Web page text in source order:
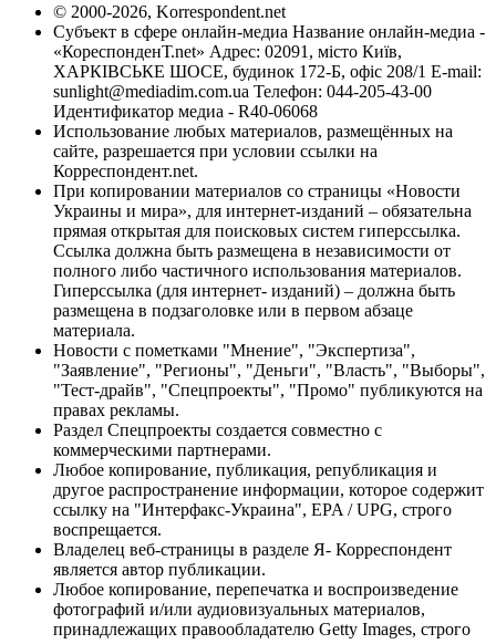
© 2000-2026, Korrespondent.net
Субъект в сфере онлайн-медиа Название онлайн-медиа -
«КореспонденТ.net» Адрес: 02091, місто Київ,
ХАРКІВСЬКЕ ШОСЕ, будинок 172-Б, офіс 208/1 E-mail:
sunlight@mediadim.com.ua Телефон: 044-205-43-00
Идентификатор медиа - R40-06068
Использование любых материалов, размещённых на
сайте, разрешается при условии ссылки на
Корреспондент.net.
При копировании материалов со страницы «Новости
Украины и мира», для интернет-изданий – обязательна
прямая открытая для поисковых систем гиперссылка.
Ссылка должна быть размещена в независимости от
полного либо частичного использования материалов.
Гиперссылка (для интернет- изданий) – должна быть
размещена в подзаголовке или в первом абзаце
материала.
Новости с пометками "Мнение", "Экспертиза",
"Заявление", "Регионы", "Деньги", "Власть", "Выборы",
"Тест-драйв", "Спецпроекты", "Промо" публикуются на
правах рекламы.
Раздел Спецпроекты создается совместно с
коммерческими партнерами.
Любое копирование, публикация, републикация и
другое распространение информации, которое содержит
ссылку на "Интерфакс-Украина", EPA / UPG, строго
воспрещается.
Владелец веб-страницы в разделе Я- Корреспондент
является автор публикации.
Любое копирование, перепечатка и воспроизведение
фотографий и/или аудиовизуальных материалов,
принадлежащих правообладателю Getty Images, строго